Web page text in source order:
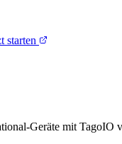
starten
Geräte mit TagoIO